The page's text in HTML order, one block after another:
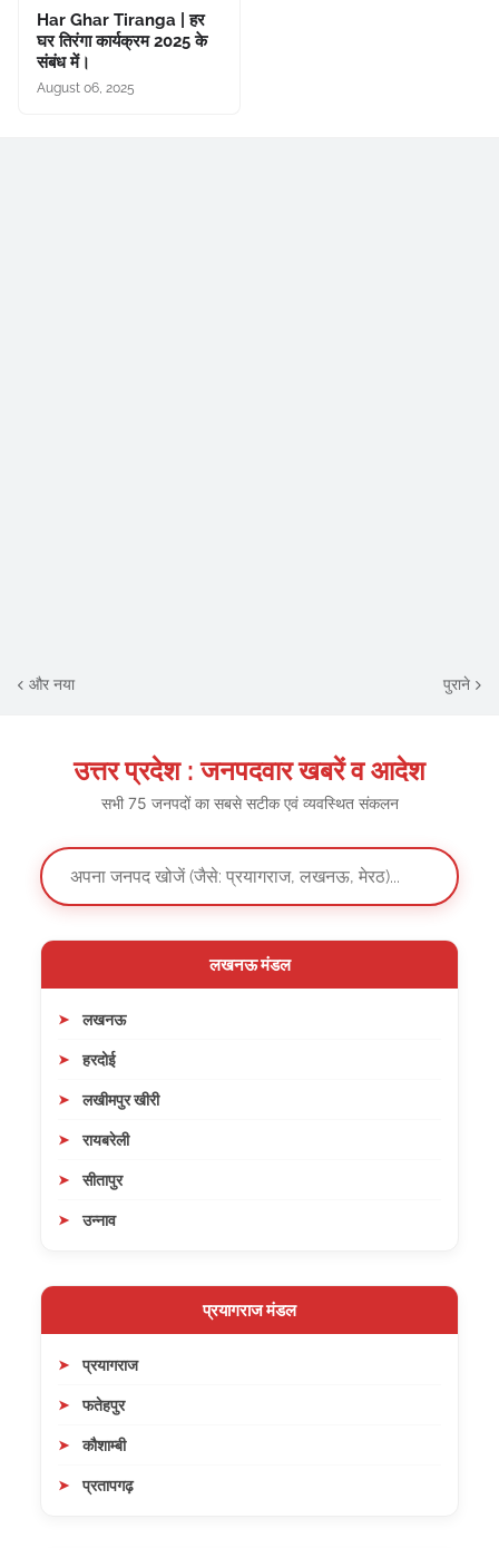
Har Ghar Tiranga | हर
घर तिरंगा कार्यक्रम 2025 के
संबंध में।
August 06, 2025
और नया पुराने
उत्तर प्रदेश : जनपदवार खबरें व आदेश
सभी 75 जनपदों का सबसे सटीक एवं व्यवस्थित संकलन
लखनऊ मंडल
लखनऊ
हरदोई
लखीमपुर खीरी
रायबरेली
सीतापुर
उन्नाव
प्रयागराज मंडल
प्रयागराज
फतेहपुर
कौशाम्बी
प्रतापगढ़